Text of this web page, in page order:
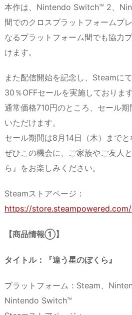
本作は、Nintendo Switch™ 2、
間でのクロスプラットフォームプ
なるプラットフォーム間でも協力
けます。
また配信開始を記念し、Steamに
30％OFFセールを実施しております
通常価格710円のところ、セール
いただけます。
セール期間は8月14日（木）までと
ぜひこの機会に、ご家族やご友人
ら』をお楽しみください。
Steamストアページ：
https://
【商品情報①】
タイトル：『違う星のぼくら』
プラットフォーム：Steam、
Nintendo Switch™